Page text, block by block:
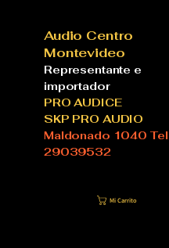
Audio Centro
Montevideo
Representante e
importador
PRO AUDICE
SKP PRO AUDIO
Maldonado 1040 Tel
29039532
Mi Carrito